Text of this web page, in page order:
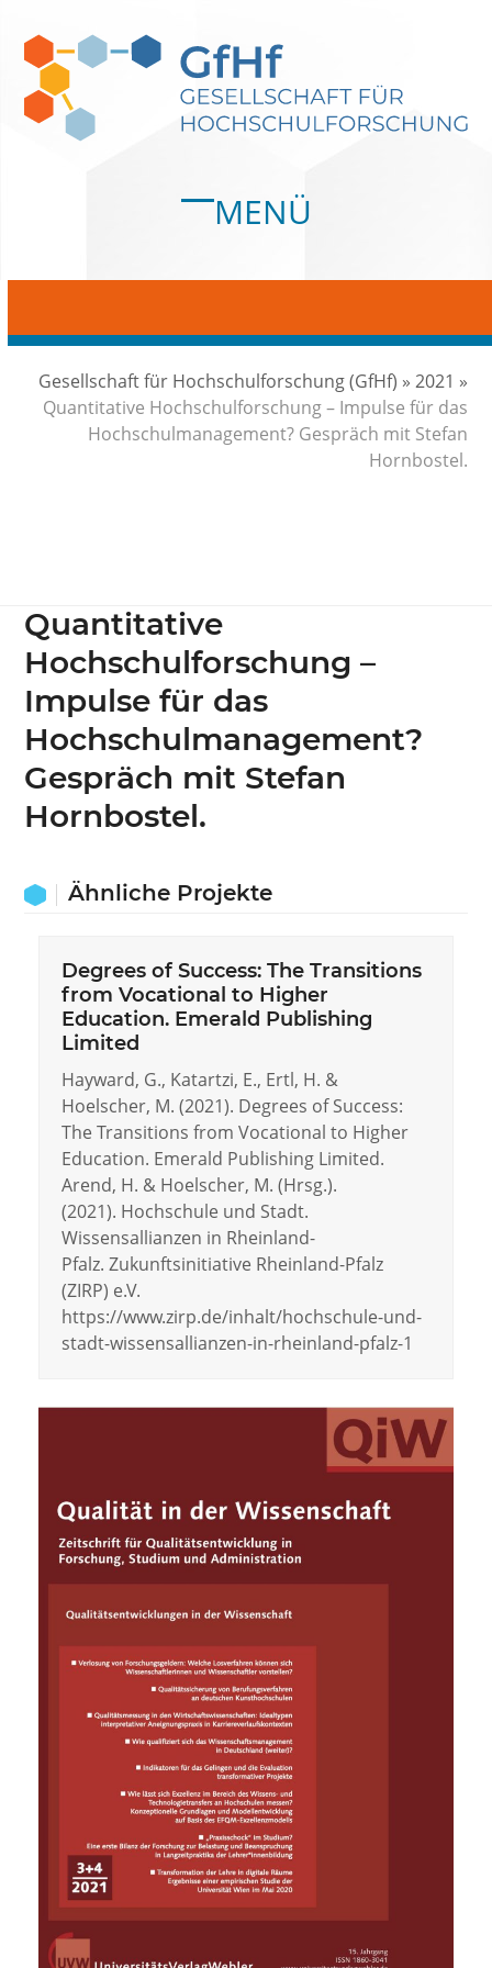
content
MENÜ
Open
Close
Gesellschaft für Hochschulforschung (GfHf) » 2021 »
Quantitative Hochschulforschung – Impulse für das
Hochschulmanagement? Gespräch mit Stefan
Hornbostel.
Quantitative
Hochschulforschung –
Impulse für das
Hochschulmanagement?
Gespräch mit Stefan
Hornbostel.
Ähnliche Projekte
Degrees of Success: The Transitions
from Vocational to Higher
Education. Emerald Publishing
Limited
Hayward, G., Katartzi, E., Ertl, H. &
Hoelscher, M. (2021). Degrees of Success:
The Transitions from Vocational to Higher
Education. Emerald Publishing Limited.
Arend, H. & Hoelscher, M. (Hrsg.).
(2021). Hochschule und Stadt.
Wissensallianzen in Rheinland-
Pfalz. Zukunftsinitiative Rheinland-Pfalz
(ZIRP) e.V.
https://www.zirp.de/inhalt/hochschule-und-
stadt-wissensallianzen-in-rheinland-pfalz-1